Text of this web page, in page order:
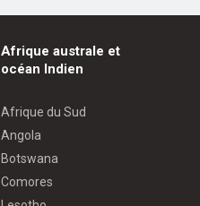
Afrique australe et
océan Indien
Afrique du Sud
Angola
Botswana
Comores